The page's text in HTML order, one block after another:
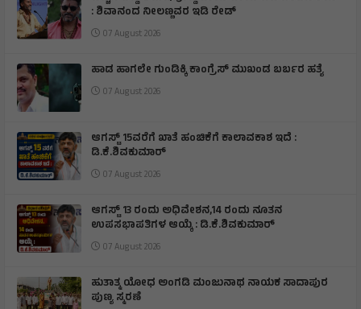
: ಶಿವಾನಂದ ನೀಲಣ್ಣವರ ಇಡಿ ರೇಡ್
07 August 2026
ಹಾಡ ಹಾಗಲೇ ಗುಂಡಿಕ್ಕಿ ಕಾಂಗ್ರೆಸ್ ಮುಖಂಡ ಬರ್ಬರ ಹತ್ಯೆ
07 August 2026
ಆಗಸ್ಟ್ 15ವರೆಗೆ ಖಾತೆ ಹಂಚಿಕೆಗೆ ಕಾಲಾವಕಾಶ ಇದೆ :
ಡಿ.ಕೆ.ಶಿವಕುಮಾರ್
07 August 2026
ಆಗಸ್ಟ್ 13 ರಂದು ಅಧಿವೇಶನ,14 ರಂದು ನೂತನ
ಉಪಸಭಾಪತಿಗಳ ಆಯ್ಕೆ : ಡಿ.ಕೆ.ಶಿವಕುಮಾರ್
07 August 2026
ಹುತಾತ್ಮ ಯೋಧ ಅಂಗಡಿ ಮಂಜುನಾಥ ನಾಯಕ ಸಾದಾಪುರ
ಪುಣ್ಯ ಸ್ಮರಣೆ